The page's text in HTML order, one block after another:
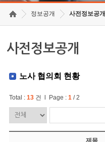
정보공개 사전정보공개
사전정보공개
노사 협의회 현황
Total : 13건 l Page : 1/ 2
제목